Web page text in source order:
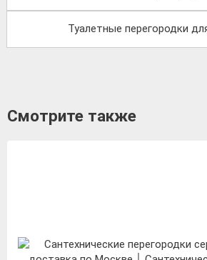
Туалетные перегородки
Смотрите также